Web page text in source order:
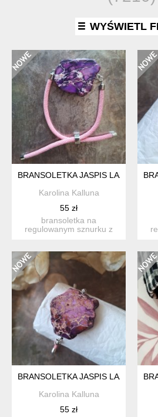
WYŚWIETL
BRANSOLETKA JASPIS
Karolina Kalluna
55 zł
bransoletka na
regulowanym sznurku z
BRANSOLETKA JASPIS
Karolina Kalluna
55 zł